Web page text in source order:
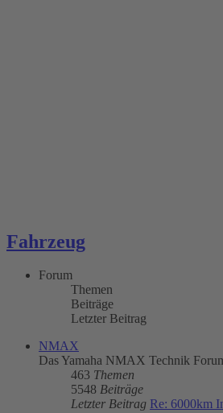
Fahrzeug
Forum
Themen
Beiträge
Letzter Beitrag
NMAX
Das Yamaha NMAX Technik
463 Themen
5548 Beiträge
Letzter Beitrag Re: 6000km